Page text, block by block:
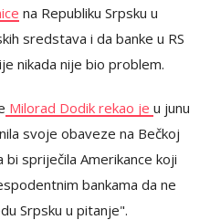
na Republiku Srpsku u
sredstava i da banke u RS
nikada nije bio problem.
Milorad Dodik rekao je u junu
svoje obaveze na Bečkoj
spriječila Amerikance koji
bankama da ne
Srpsku u pitanje".